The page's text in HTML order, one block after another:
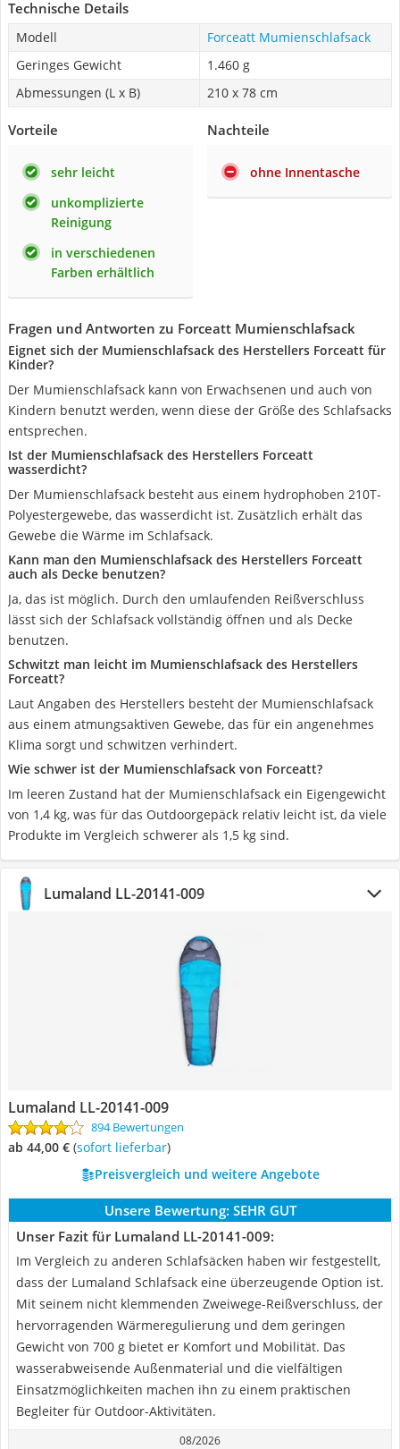
Technische Details
Modell
Forceatt Mumienschlafsack
Geringes Gewicht
1.460 g
Abmessungen (L x B)
210 x 78 cm
Vorteile
sehr leicht
unkomplizierte
Reinigung
in verschiedenen
Farben erhältlich
Nachteile
ohne Innentasche
Fragen und Antworten zu Forceatt Mumienschlafsack
Eignet sich der Mumienschlafsack des Herstellers Forceatt für
Kinder?
Der Mumienschlafsack kann von Erwachsenen und auch von
Kindern benutzt werden, wenn diese der Größe des Schlafsacks
entsprechen.
Ist der Mumienschlafsack des Herstellers Forceatt
wasserdicht?
Der Mumienschlafsack besteht aus einem hydrophoben 210T-
Polyestergewebe, das wasserdicht ist. Zusätzlich erhält das
Gewebe die Wärme im Schlafsack.
Kann man den Mumienschlafsack des Herstellers Forceatt
auch als Decke benutzen?
Ja, das ist möglich. Durch den umlaufenden Reißverschluss
lässt sich der Schlafsack vollständig öffnen und als Decke
benutzen.
Schwitzt man leicht im Mumienschlafsack des Herstellers
Forceatt?
Laut Angaben des Herstellers besteht der Mumienschlafsack
aus einem atmungsaktiven Gewebe, das für ein angenehmes
Klima sorgt und schwitzen verhindert.
Wie schwer ist der Mumienschlafsack von Forceatt?
Im leeren Zustand hat der Mumienschlafsack ein Eigengewicht
von 1,4 kg, was für das Outdoorgepäck relativ leicht ist, da viele
Produkte im Vergleich schwerer als 1,5 kg sind.
Lumaland LL-20141-009
Lumaland LL-20141-009
894 Bewertungen
ab 44,00 € ( Sofort lieferbar)
Preisvergleich und weitere Angebote
Unsere Bewertung: SEHR GUT
Unser Fazit für Lumaland LL-20141-009:
Im Vergleich zu anderen Schlafsäcken haben wir festgestellt,
dass der Lumaland Schlafsack eine überzeugende Option ist.
Mit seinem nicht klemmenden Zweiwege-Reißverschluss, der
hervorragenden Wärmeregulierung und dem geringen
Gewicht von 700 g bietet er Komfort und Mobilität. Das
wasserabweisende Außenmaterial und die vielfältigen
Einsatzmöglichkeiten machen ihn zu einem praktischen
Begleiter für Outdoor-Aktivitäten.
08/2026